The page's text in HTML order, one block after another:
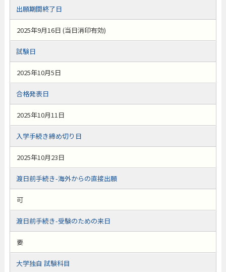
出願期間終了日
2025年9月16日 (当日消印有効)
試験日
2025年10月5日
合格発表日
2025年10月11日
入学手続き締め切り日
2025年10月23日
渡日前手続き-海外からの直接出願
可
渡日前手続き-受験のための来日
要
大学独自 試験科目